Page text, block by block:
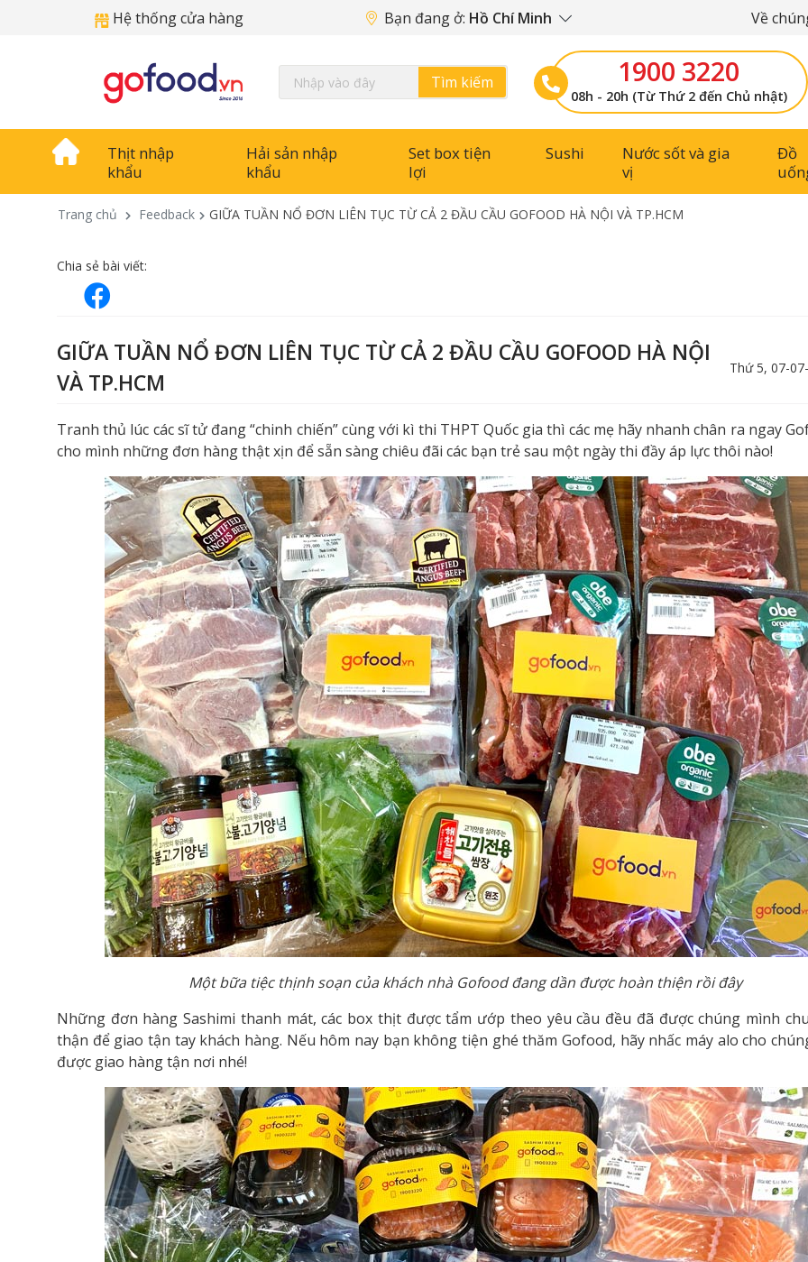
Hệ thống cửa hàng Bạn đang ở: Hồ Chí Minh Về
Tìm kiếm 1900 3220
08h - 20h (Từ Thứ 2 đến Chủ nhật)
Thịt nhập
khẩu
Hải sản nhập
khẩu
Set box tiện
lợi
Sushi
Nước sốt và gia
vị
Đồ
Trang chủ Feedback GIỮA TUẦN NỔ ĐƠN LIÊN TỤC TỪ CẢ 2 ĐẦU CẦU GOFOOD HÀ NỘI VÀ TP.HCM
Chia sẻ bài viết:
GIỮA TUẦN NỔ ĐƠN LIÊN TỤC TỪ CẢ 2 ĐẦU CẦU GOFOOD HÀ NỘI
VÀ TP.HCM
Thứ 5, 07-
Tranh thủ lúc các sĩ tử đang “chinh chiến” cùng với kì thi THPT Quốc gia thì các mẹ hãy nhanh chân ra ngay
cho mình những đơn hàng thật xịn để sẵn sàng chiêu đãi các bạn trẻ sau một ngày thi đầy áp lực thôi nào!
Một bữa tiệc thịnh soạn của khách nhà Gofood đang dần được hoàn thiện rồi đây
Những đơn hàng Sashimi thanh mát, các box thịt được tẩm ướp theo yêu cầu đều đã được chúng mình
thận để giao tận tay khách hàng. Nếu hôm nay bạn không tiện ghé thăm Gofood, hãy nhấc máy alo cho
được giao hàng tận nơi nhé!